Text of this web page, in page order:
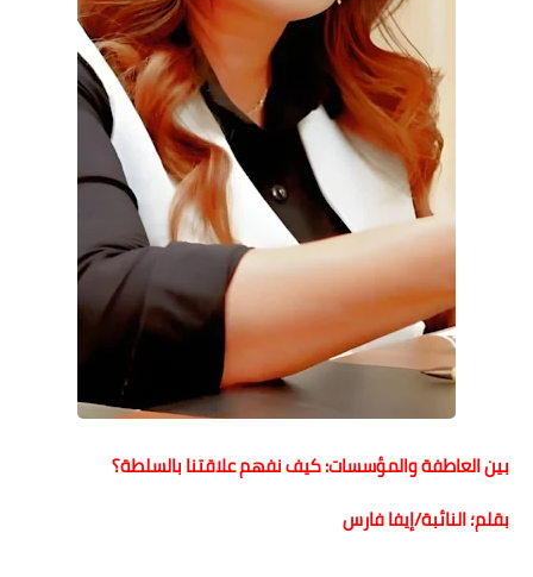
بين العاطفة والمؤسسات: كيف نفهم علاقتنا بالسلطة؟
بقلم؛ النائبة/إيفا فارس